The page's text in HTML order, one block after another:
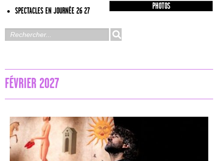
SPECTACLES EN JOURNÉE 26 27
PHOTOS
FÉVRIER 2027